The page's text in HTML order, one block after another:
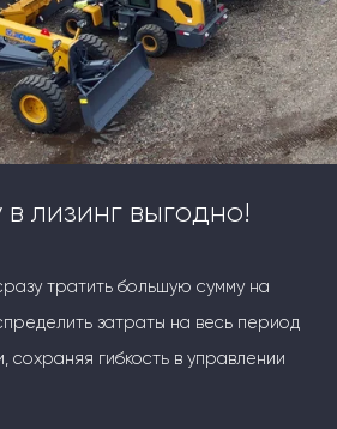
в лизинг выгодно!
тратить большую сумму на
затраты на весь период
сохраняя гибкость в управлении